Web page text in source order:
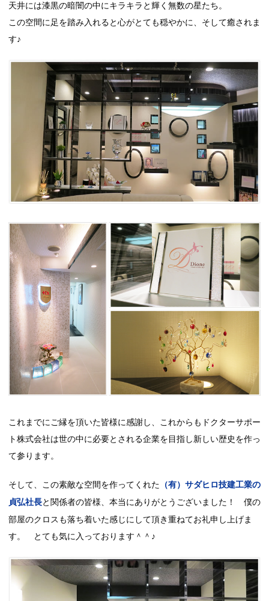
天井には漆黒の暗闇の中にキラキラと輝く無数の星たち。
この空間に足を踏み入れると心がとても穏やかに、そして癒されま
す♪
これまでにご縁を頂いた皆様に感謝し、これからもドクターサポー
ト株式会社は世の中に必要とされる企業を目指し新しい歴史を作っ
て参ります。
そして、この素敵な空間を作ってくれた （有）サダヒロ技建工業の
貞弘社長と関係者の皆様、本当にありがとうございました！ 僕の
部屋のクロスも落ち着いた感じにして頂き重ねてお礼申し上げま
す。 とても気に入っております＾＾♪